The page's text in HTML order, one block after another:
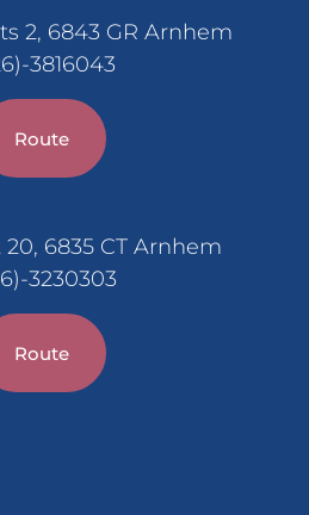
2, 6843 GR Arnhem
3816043
Route
6835 CT Arnhem
3230303
Route